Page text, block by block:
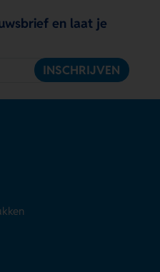
en laat je
INSCHRIJVEN